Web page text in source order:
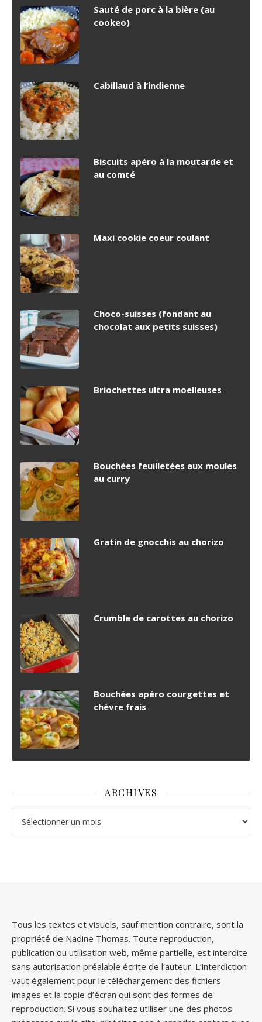
Sauté de porc à la bière (au
cookeo)
Cabillaud à l’indienne
Biscuits apéro à la moutarde et
au comté
Maxi cookie coeur coulant
Choco-suisses (fondant au
chocolat aux petits suisses)
Briochettes ultra moelleuses
Bouchées feuilletées aux moules
au curry
Gratin de gnocchis au chorizo
Crumble de carottes au chorizo
Bouchées apéro courgettes et
chèvre frais
ARCHIVES
Tous les textes et visuels, sauf mention contraire, sont la
propriété de Nadine Thomas. Toute reproduction,
publication ou utilisation web, même partielle, est interdite
sans autorisation préalable écrite de l’auteur. L’interdiction
vaut également pour le téléchargement des fichiers
images et la copie d’écran qui sont des formes de
reproduction. Si vous souhaitez utiliser une des photos